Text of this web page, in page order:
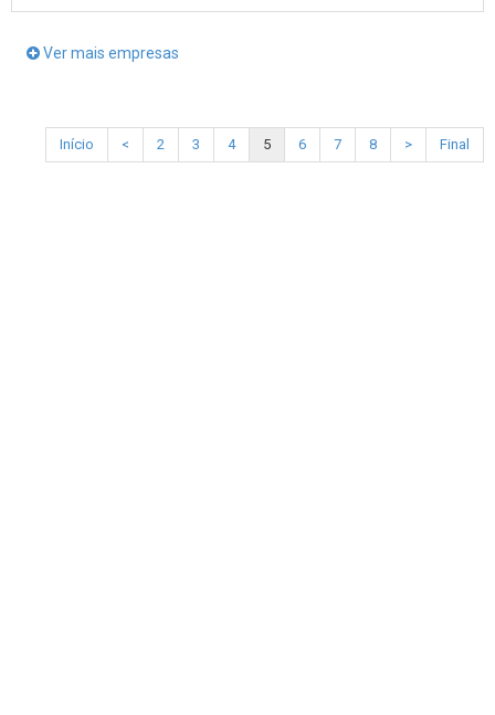
Ver mais empresas
Início < 2 3 4 5 6 7 8 > Final